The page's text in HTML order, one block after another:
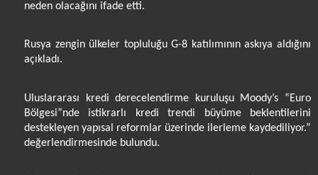
neden olacağını ifade etti.
Rusya zengin ülkeler topluluğu G-8 katılımının askıya aldığını
açıkladı.
Uluslararası kredi derecelendirme kuruluşu Moody’s “Euro
Bölgesi”nde istikrarlı kredi trendi büyüme beklentilerini
destekleyen yapısal reformlar üzerinde ilerleme kaydediliyor.”
değerlendirmesinde bulundu.